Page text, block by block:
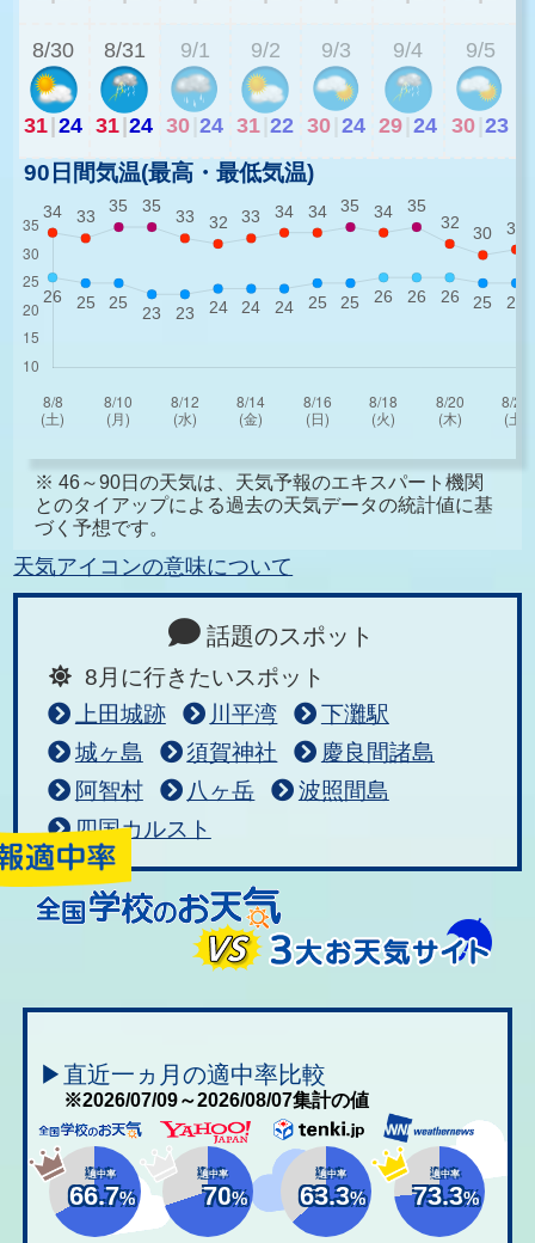
8/30
31|24
8/31
31|24
9/1
30 24
9/2
31 22
9/3
30 24
9/4
29 24
9/5
30 23
90日間気温(最高・最低気温)
※ 46～90日の天気は、天気予報のエキスパート機関
とのタイアップによる過去の天気データの統計値に基
づく予想です。
天気アイコンの意味について
話題のスポット
8月に行きたいスポット
上田城跡
川平湾
下灘駅
城ヶ島
須賀神社
慶良間諸島
阿智村
八ヶ岳
波照間島
四国カルスト
▶直近一ヵ月の適中率比較
※2026/07/09～2026/08/07集計の値
適中率
66.7%
適中率
70%
適中率
63.3%
適中率
73.3%